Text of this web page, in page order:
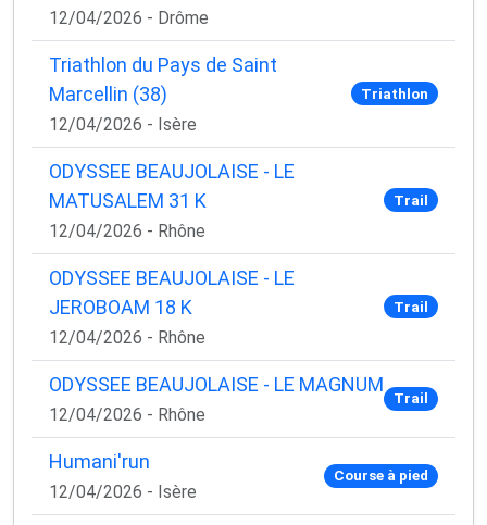
12/04/2026 - Drôme
Triathlon du Pays de Saint
Marcellin (38)
12/04/2026 - Isère
Triathlon
ODYSSEE BEAUJOLAISE - LE
MATUSALEM 31 K
12/04/2026 - Rhône
Trail
ODYSSEE BEAUJOLAISE - LE
JEROBOAM 18 K
12/04/2026 - Rhône
Trail
ODYSSEE BEAUJOLAISE - LE MAGNUM
12/04/2026 - Rhône
Trail
Humani'run
12/04/2026 - Isère
Course à pied